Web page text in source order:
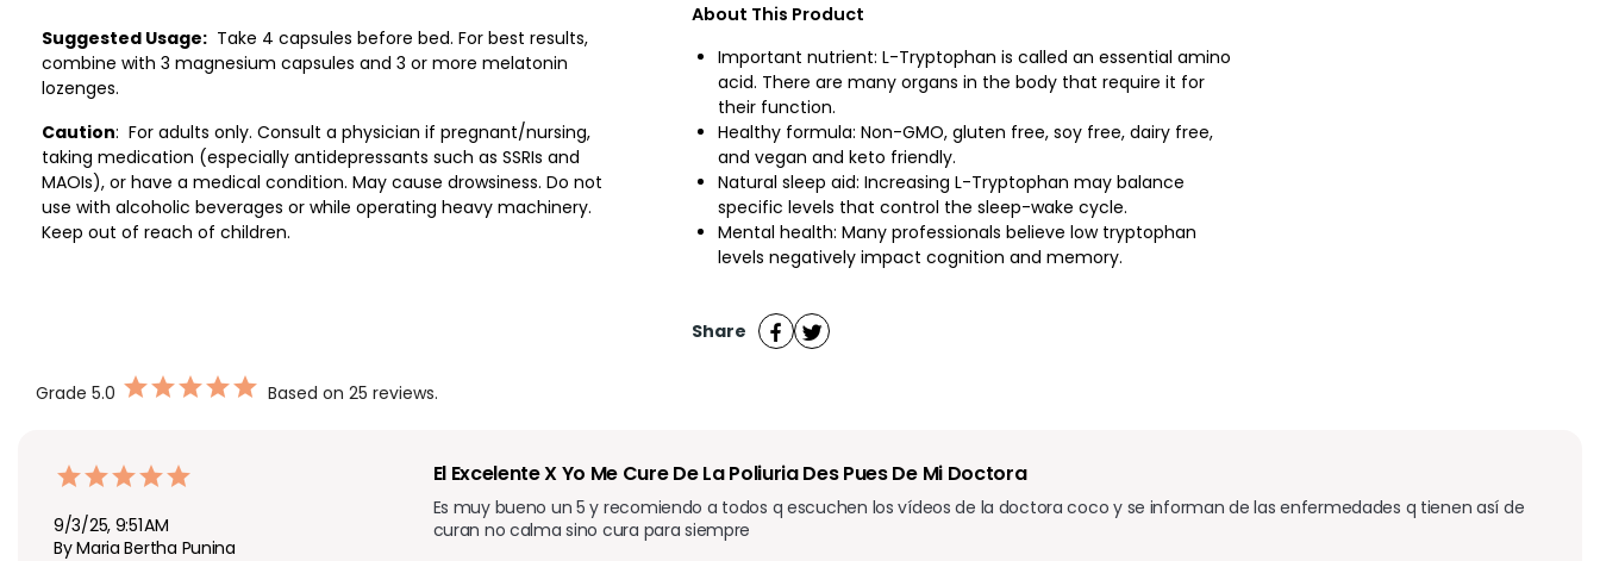
Suggested Usage: Take 4 capsules before bed. For best results,
combine with 3 magnesium capsules and 3 or more melatonin
lozenges.
Caution: For adults only. Consult a physician if pregnant/nursing,
taking medication (especially antidepressants such as SSRIs and
MAOIs), or have a medical condition. May cause drowsiness. Do not
use with alcoholic beverages or while operating heavy machinery.
Keep out of reach of children.
About This Product
Important nutrient: L-Tryptophan is called an essential amino
acid. There are many organs in the body that require it for
their function.
Healthy formula: Non-GMO, gluten free, soy free, dairy free,
and vegan and keto friendly.
Natural sleep aid: Increasing L-Tryptophan may balance
specific levels that control the sleep-wake cycle.
Mental health: Many professionals believe low tryptophan
levels negatively impact cognition and memory.
Share
Grade 5.0 Based on 25 reviews.
9/3/25, 9:51 AM
By Maria Bertha Punina
El Excelente X Yo Me Cure De La Poliuria Des Pues De Mi Doctora
Es muy bueno un 5 y recomiendo a todos q escuchen los vídeos de la doctora coco y se informan de las enfermedades q tienen así de
curan no calma sino cura para siempre